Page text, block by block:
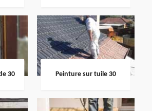
30 Peinture sur tuile 30